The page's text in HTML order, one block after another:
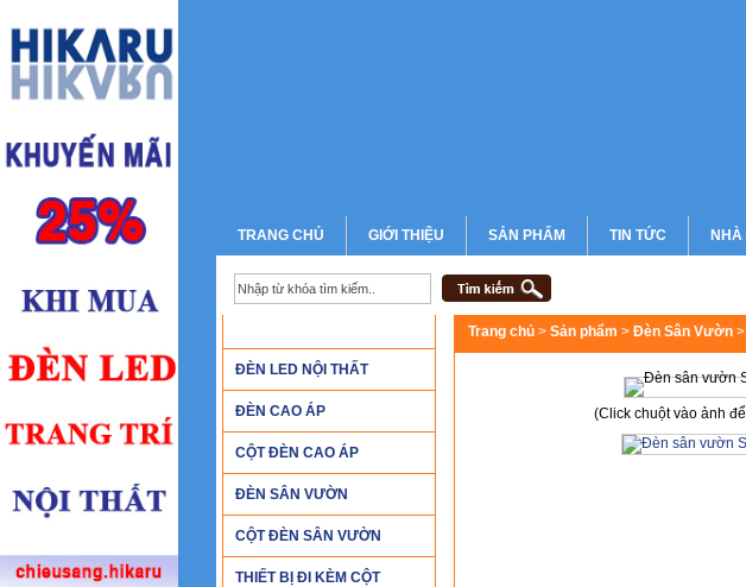
TRANG CHỦ GIỚI THIỆU SẢN PHẨM TIN TỨC
ĐÈN LED NỘI THẤT
ĐÈN CAO ÁP
CỘT ĐÈN CAO ÁP
ĐÈN SÂN VƯỜN
CỘT ĐÈN SÂN VƯỜN
THIẾT BỊ ĐI KÈM CỘT
Trang chủ > Sản phẩm > Đèn Sân Vườn >
(Click chuột vào ảnh